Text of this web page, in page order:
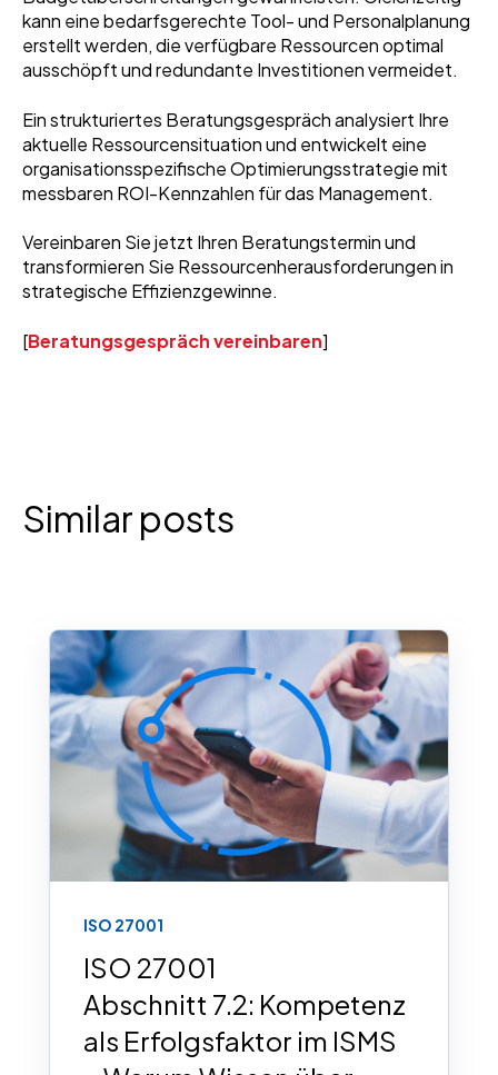
kann eine bedarfsgerechte Tool- und Personalplanung
erstellt werden, die verfügbare Ressourcen optimal
ausschöpft und redundante Investitionen vermeidet.
Ein strukturiertes Beratungsgespräch analysiert Ihre
aktuelle Ressourcensituation und entwickelt eine
organisationsspezifische Optimierungsstrategie mit
messbaren ROI-Kennzahlen für das Management.
Vereinbaren Sie jetzt Ihren Beratungstermin und
transformieren Sie Ressourcenherausforderungen in
strategische Effizienzgewinne.
[Beratungsgespräch vereinbaren]
Similar posts
ISO 27001
ISO 27001
Abschnitt 7.2: Kompetenz
als Erfolgsfaktor im ISMS